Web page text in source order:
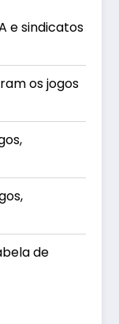
e sindicatos
os jogos
de